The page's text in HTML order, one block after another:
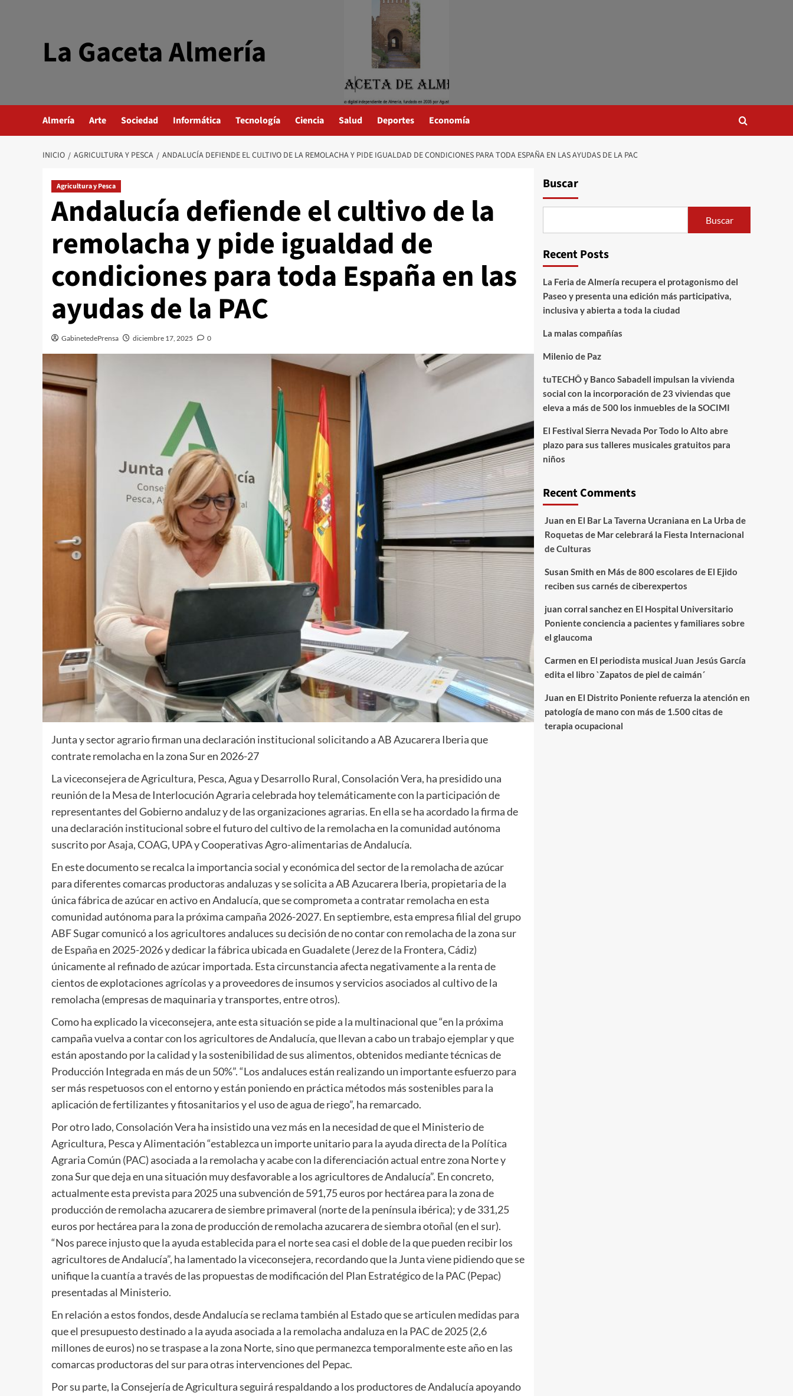
La Gaceta Almería
Almería Arte Sociedad Informática Tecnología Ciencia Salud Deportes Economía
INICIO AGRICULTURA Y PESCA ANDALUCÍA DEFIENDE EL CULTIVO DE LA REMOLACHA Y PIDE IGUALDAD DE CONDICIONES PARA TODA ESPAÑA EN LAS AYUDAS DE LA PAC
Agricultura y Pesca
Andalucía defiende el cultivo de la
remolacha y pide igualdad de
condiciones para toda España en las
ayudas de la PAC
GabinetedePrensa diciembre 17, 2025 0
Junta y sector agrario firman una declaración institucional solicitando a AB Azucarera Iberia que
contrate remolacha en la zona Sur en 2026-27
La viceconsejera de Agricultura, Pesca, Agua y Desarrollo Rural, Consolación Vera, ha presidido una
reunión de la Mesa de Interlocución Agraria celebrada hoy telemáticamente con la participación de
representantes del Gobierno andaluz y de las organizaciones agrarias. En ella se ha acordado la firma de
una declaración institucional sobre el futuro del cultivo de la remolacha en la comunidad autónoma
suscrito por Asaja, COAG, UPA y Cooperativas Agro-alimentarias de Andalucía.
En este documento se recalca la importancia social y económica del sector de la remolacha de azúcar
para diferentes comarcas productoras andaluzas y se solicita a AB Azucarera Iberia, propietaria de la
única fábrica de azúcar en activo en Andalucía, que se comprometa a contratar remolacha en esta
comunidad autónoma para la próxima campaña 2026-2027. En septiembre, esta empresa filial del grupo
ABF Sugar comunicó a los agricultores andaluces su decisión de no contar con remolacha de la zona sur
de España en 2025-2026 y dedicar la fábrica ubicada en Guadalete (Jerez de la Frontera, Cádiz)
únicamente al refinado de azúcar importada. Esta circunstancia afecta negativamente a la renta de
cientos de explotaciones agrícolas y a proveedores de insumos y servicios asociados al cultivo de la
remolacha (empresas de maquinaria y transportes, entre otros).
Como ha explicado la viceconsejera, ante esta situación se pide a la multinacional que “en la próxima
campaña vuelva a contar con los agricultores de Andalucía, que llevan a cabo un trabajo ejemplar y que
están apostando por la calidad y la sostenibilidad de sus alimentos, obtenidos mediante técnicas de
Producción Integrada en más de un 50%”. “Los andaluces están realizando un importante esfuerzo para
ser más respetuosos con el entorno y están poniendo en práctica métodos más sostenibles para la
aplicación de fertilizantes y fitosanitarios y el uso de agua de riego”, ha remarcado.
Por otro lado, Consolación Vera ha insistido una vez más en la necesidad de que el Ministerio de
Agricultura, Pesca y Alimentación “establezca un importe unitario para la ayuda directa de la Política
Agraria Común (PAC) asociada a la remolacha y acabe con la diferenciación actual entre zona Norte y
zona Sur que deja en una situación muy desfavorable a los agricultores de Andalucía”. En concreto,
actualmente esta prevista para 2025 una subvención de 591,75 euros por hectárea para la zona de
producción de remolacha azucarera de siembre primaveral (norte de la península ibérica); y de 331,25
euros por hectárea para la zona de producción de remolacha azucarera de siembra otoñal (en el sur).
“Nos parece injusto que la ayuda establecida para el norte sea casi el doble de la que pueden recibir los
agricultores de Andalucía”, ha lamentado la viceconsejera, recordando que la Junta viene pidiendo que se
unifique la cuantía a través de las propuestas de modificación del Plan Estratégico de la PAC (Pepac)
presentadas al Ministerio.
En relación a estos fondos, desde Andalucía se reclama también al Estado que se articulen medidas para
que el presupuesto destinado a la ayuda asociada a la remolacha andaluza en la PAC de 2025 (2,6
millones de euros) no se traspase a la zona Norte, sino que permanezca temporalmente este año en las
comarcas productoras del sur para otras intervenciones del Pepac.
Por su parte, la Consejería de Agricultura seguirá respaldando a los productores de Andalucía apoyando
Buscar
Buscar
Recent Posts
La Feria de Almería recupera el protagonismo del
Paseo y presenta una edición más participativa,
inclusiva y abierta a toda la ciudad
La malas compañías
Milenio de Paz
tuTECHÔ y Banco Sabadell impulsan la vivienda
social con la incorporación de 23 viviendas que
eleva a más de 500 los inmuebles de la SOCIMI
El Festival Sierra Nevada Por Todo lo Alto abre
plazo para sus talleres musicales gratuitos para
niños
Recent Comments
Juan en El Bar La Taverna Ucraniana en La Urba de
Roquetas de Mar celebrará la Fiesta Internacional
de Culturas
Susan Smith en Más de 800 escolares de El Ejido
reciben sus carnés de ciberexpertos
juan corral sanchezen El Hospital Universitario
Poniente conciencia a pacientes y familiares sobre
el glaucoma
Carmen en El periodista musical Juan Jesús García
edita el libro `Zapatos de piel de caimán´
Juan en El Distrito Poniente refuerza la atención en
patología de mano con más de 1.500 citas de
terapia ocupacional